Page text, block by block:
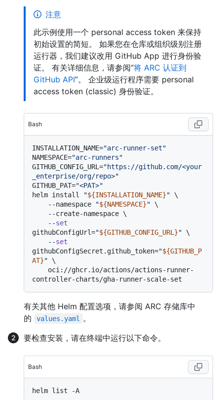
注意
此示例使用一个 personal access token 来保持
初始设置的简短。 如果您在仓库或组织级别注册
运行器，我们建议改用 GitHub App 进行身份验
证。 有关详细信息，请参阅“将 ARC 认证到
GitHub API”。 企业级运行程序需要 personal
access token (classic) 身份验证。
Bash
INSTALLATION_NAME="arc-runner-set"
NAMESPACE="arc-runners"
GITHUB_CONFIG_URL="https://github.com/<your
_enterprise/org/repo>"
GITHUB_PAT="<PAT>"
helm install
"${INSTALLATION_NAME}" \
    --namespace
"${NAMESPACE}" \
    --
set
githubConfigUrl="${GITHUB_CONFIG_URL}" \
    --
set
githubConfigSecret.github_token="${GITHUB_P
AT}" \
有关其他 Helm 配置选项，请参阅 ARC 存储库中
的
values.yaml
。
要检查安装，请在终端中运行以下命令。
Bash